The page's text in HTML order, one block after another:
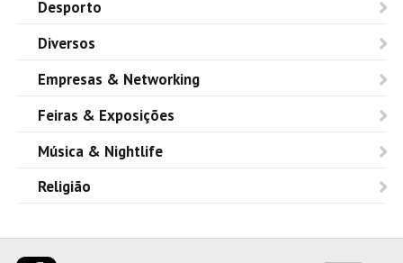
Desporto
Diversos
Empresas & Networking
Feiras & Exposições
Música & Nightlife
Religião